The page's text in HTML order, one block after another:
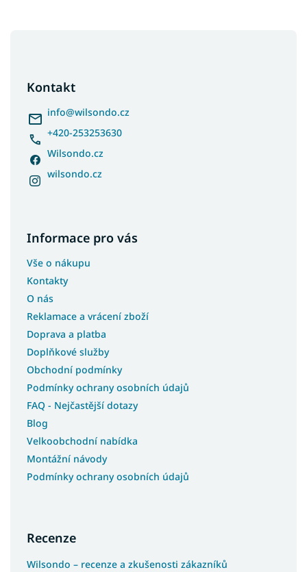
Kontakt
info@wilsondo.cz
+420-253253630
Wilsondo.cz
wilsondo.cz
Informace pro vás
Vše o nákupu
Kontakty
O nás
Reklamace a vrácení zboží
Doprava a platba
Doplňkové služby
Obchodní podmínky
Podmínky ochrany osobních údajů
FAQ - Nejčastější dotazy
Blog
Velkoobchodní nabídka
Montážní návody
Podmínky ochrany osobních údajů
Recenze
Wilsondo – recenze a zkušenosti zákazníků